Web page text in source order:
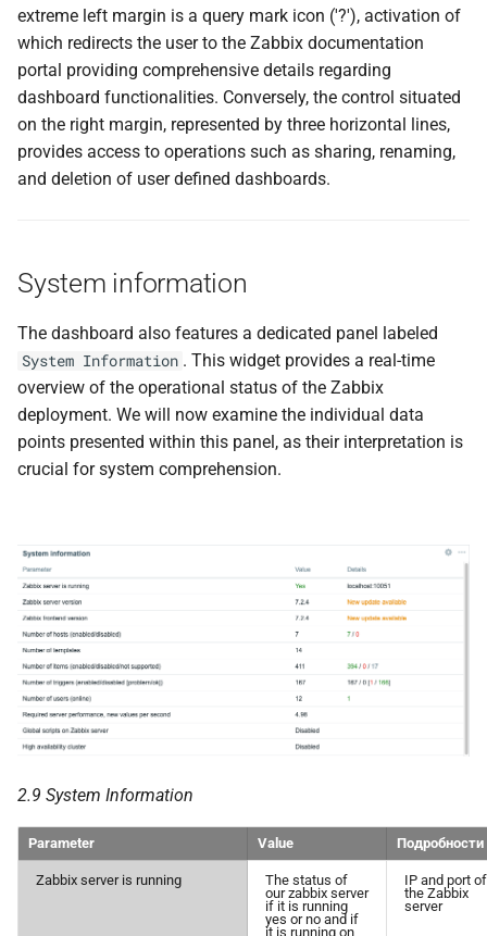
extreme left margin is a query mark icon ('?'), activation of
which redirects the user to the Zabbix documentation
portal providing comprehensive details regarding
dashboard functionalities. Conversely, the control situated
on the right margin, represented by three horizontal lines,
provides access to operations such as sharing, renaming,
and deletion of user defined dashboards.
System information
The dashboard also features a dedicated panel labeled
System Information . This widget provides a real-time
overview of the operational status of the Zabbix
deployment. We will now examine the individual data
points presented within this panel, as their interpretation is
crucial for system comprehension.
2.9 System Information
Parameter Value Подробности
Zabbix server is running
The status of
our zabbix server
if it is running
yes or no and if
it is running on
IP and port of
the Zabbix
server